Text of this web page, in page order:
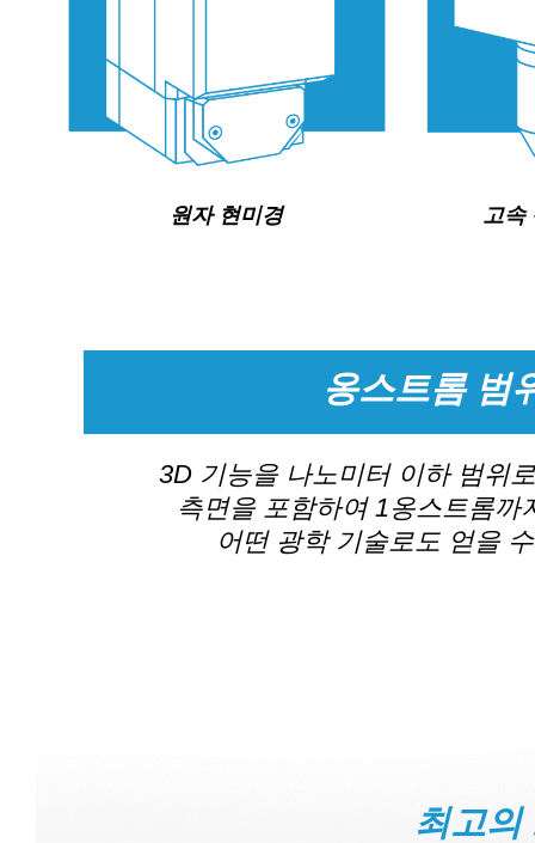
원자 현미경 고속
옹스트롬 범
3D 기능을 나노미터 이하 범위
측면을 포함하여 1옹스트롬까
어떤 광학 기술로도 얻을
최고의